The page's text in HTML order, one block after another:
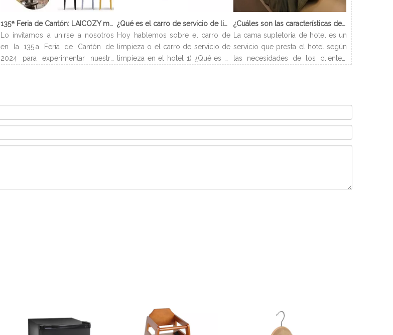
135ª Feria de Cantón: LAICOZY muestra el futuro de los muebles de hotel y los artículos de buffet
Lo invitamos a unirse a nosotros
en la 135.a Feria de Cantón de
2024 para experimentar nuestra
profesionales de la industria,
compartir nuestra pasión por la
artesanía de calidad y el diseño
¿Qué es el carro de servicio de limpieza?
Hoy hablemos sobre el carro de
limpieza o el carro de servicio de
limpieza en el hotel 1) ¿Qué es el
suministros necesarios para los
número asignado de habitaciones
que requiere el departamento de
¿Cuáles son las características de Hotel Cama Supletoria?
La cama supletoria de hotel es un
servicio que presta el hotel según
las necesidades de los clientes.
los clientes. Y este artículo
procedimientos de camas
supletorias de hotel.